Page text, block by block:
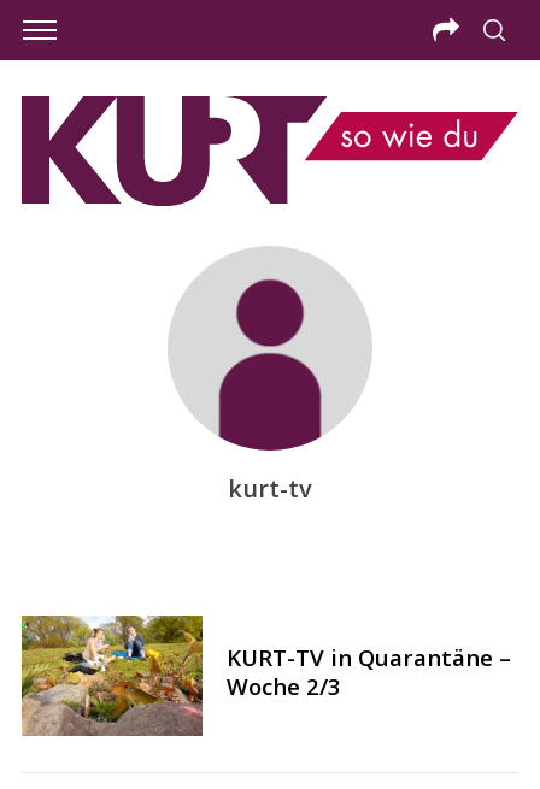
kurt-tv
KURT-TV in Quarantäne –
Woche 2/3